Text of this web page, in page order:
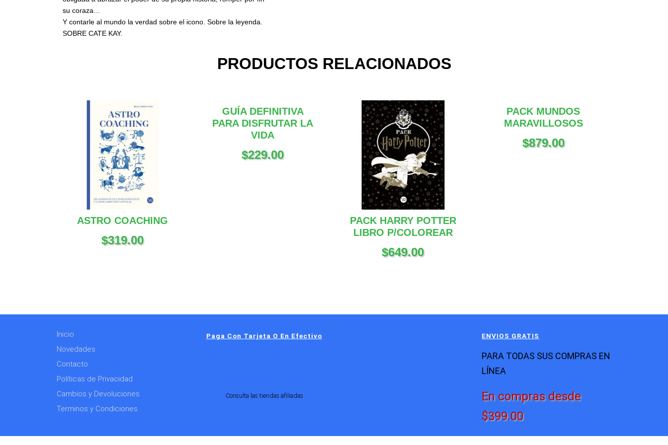
su coraza…
Y contarle al mundo la verdad sobre el icono. Sobre la leyenda.
SOBRE CATE KAY.
PRODUCTOS RELACIONADOS
ASTRO COACHING
$319.00
GUÍA DEFINITIVA
PARA DISFRUTAR LA
VIDA
$229.00
PACK HARRY POTTER
LIBRO P/COLOREAR
$649.00
PACK MUNDOS
MARAVILLOSOS
$879.00
Inicio
Novedades
Contacto
Políticas de Privacidad
Cambios y Devoluciones
Terminos y Condiciones
Paga Con Tarjeta O En Efectivo
Consulta las tiendas afiliadas
ENVIOS GRATIS
PARA TODAS SUS COMPRAS EN
LÍNEA
En compras desde
$399.00